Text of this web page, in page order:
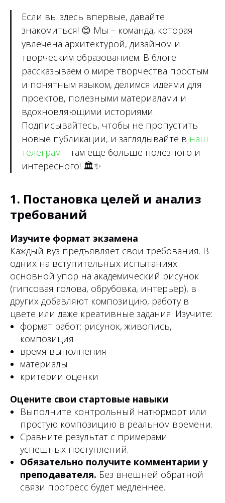
Если вы здесь впервые, давайте
знакомиться! 😊 Мы – команда, которая
увлечена архитектурой, дизайном и
творческим образованием. В блоге
рассказываем о мире творчества простым
и понятным языком, делимся идеями для
проектов, полезными материалами и
вдохновляющими историями.
Подписывайтесь, чтобы не пропустить
новые публикации, и заглядывайте в наш
телеграм – там еще больше полезного и
интересного! 🏛✨
1. Постановка целей и анализ
требований
Изучите формат экзамена
Каждый вуз предъявляет свои требования. В
одних на вступительных испытаниях
основной упор на академический рисунок
(гипсовая голова, обрубовка, интерьер), в
других добавляют композицию, работу в
цвете или даже креативные задания. Изучите:
формат работ: рисунок, живопись,
композиция
время выполнения
материалы
критерии оценки
Оцените свои стартовые навыки
Выполните контрольный натюрморт или
простую композицию в реальном времени.
Сравните результат с примерами
успешных поступлений.
Обязательно получите комментарии у
преподавателя. Без внешней обратной
связи прогресс будет медленнее.